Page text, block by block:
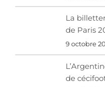
La
de Paris
9 octobre
de